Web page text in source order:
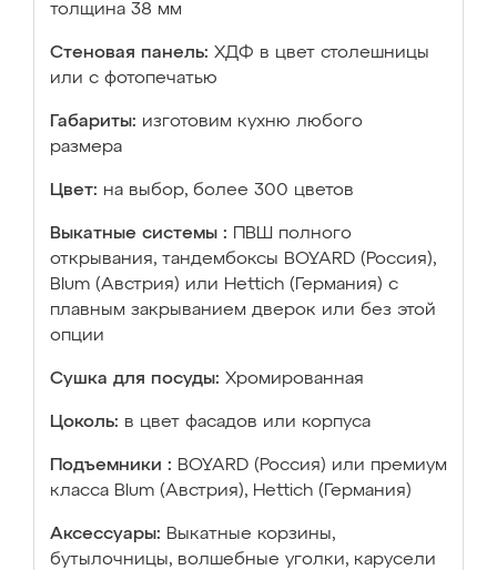
толщина 38 мм
Стеновая панель: ХДФ в цвет столешницы
или с фотопечатью
Габариты: изготовим кухню любого
размера
Цвет: на выбор, более 300 цветов
Выкатные системы :
ПВШ полного
открывания, тандембоксы BOYARD (Россия),
Blum (Австрия) или Hettich (Германия) с
плавным закрыванием дверок или без этой
опции
Сушка для посуды: Хромированная
Цоколь: в цвет фасадов или корпуса
Подъемники : BOYARD (Россия) или премиум
класса Blum (Австрия), Hettich (Германия)
Аксессуары: Выкатные корзины,
бутылочницы, волшебные уголки, карусели